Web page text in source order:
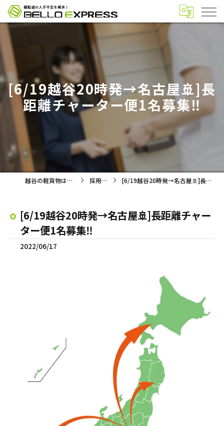
[6/19越谷20時発→名古屋🚢]長
距離チャーター便1名募集‼️
越谷の軽貨物は株式会社BELLO 採用ブログ [6/19越谷20時発→名古屋🚢]長距離チャーター便1名募集‼️
[6/19越谷20時発→名古屋🚢]長距離チャー
ター便1名募集‼️
2022/06/17